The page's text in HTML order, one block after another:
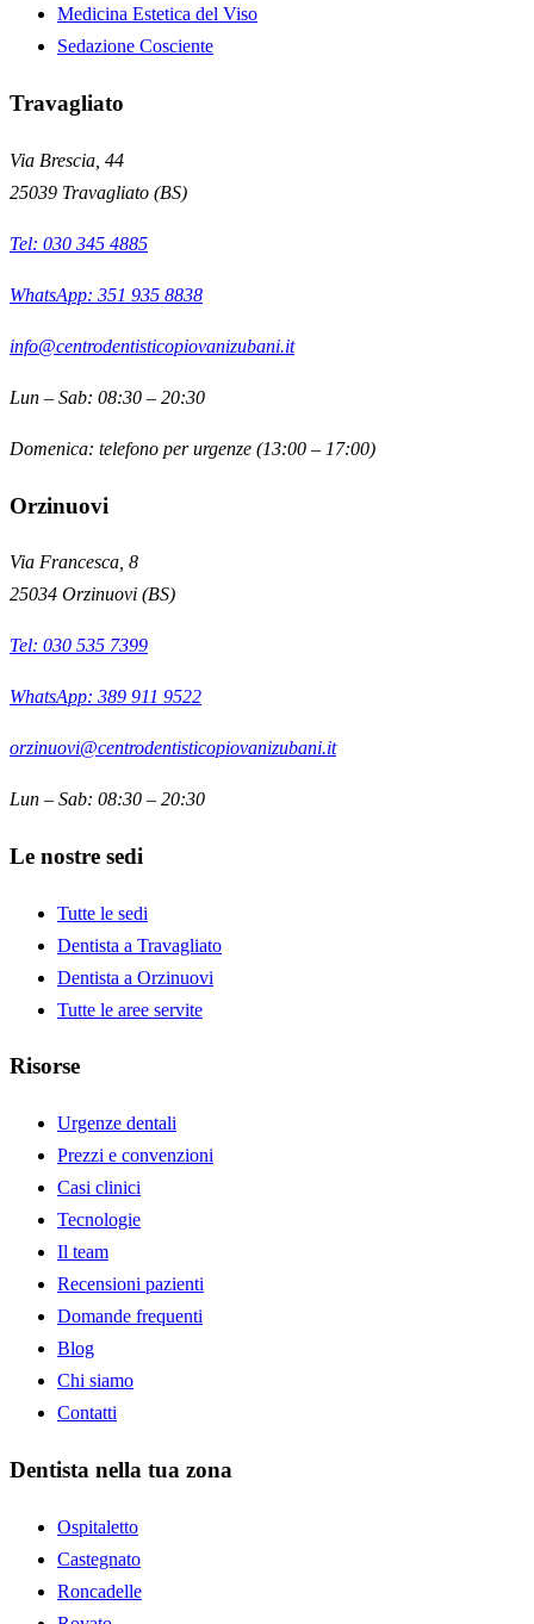
Medicina Estetica del Viso
Sedazione Cosciente
Travagliato
Via Brescia, 44
25039 Travagliato (BS)
Tel: 030 345 4885
WhatsApp: 351 935 8838
info@centrodentisticopiovanizubani.it
Lun – Sab: 08:30 – 20:30
Domenica: telefono per urgenze (13:00 – 17:00)
Orzinuovi
Via Francesca, 8
25034 Orzinuovi (BS)
Tel: 030 535 7399
WhatsApp: 389 911 9522
orzinuovi@centrodentisticopiovanizubani.it
Lun – Sab: 08:30 – 20:30
Le nostre sedi
Tutte le sedi
Dentista a Travagliato
Dentista a Orzinuovi
Tutte le aree servite
Risorse
Urgenze dentali
Prezzi e convenzioni
Casi clinici
Tecnologie
Il team
Recensioni pazienti
Domande frequenti
Blog
Chi siamo
Contatti
Dentista nella tua zona
Ospitaletto
Castegnato
Roncadelle